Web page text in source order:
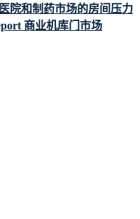
医院和制药市场的房间压力
商业机库门市场